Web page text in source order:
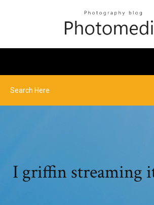
I griffin streaming